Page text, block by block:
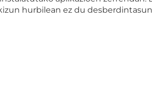
hurbilean ez du